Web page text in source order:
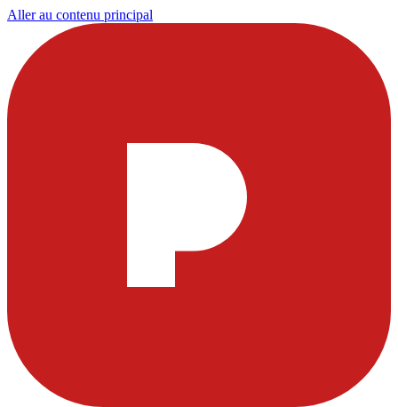
Aller au contenu principal